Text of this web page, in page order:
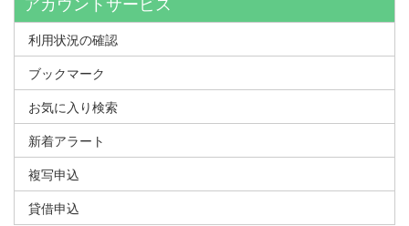
利用状況の確認
ブックマーク
お気に入り検索
新着アラート
複写申込
貸借申込